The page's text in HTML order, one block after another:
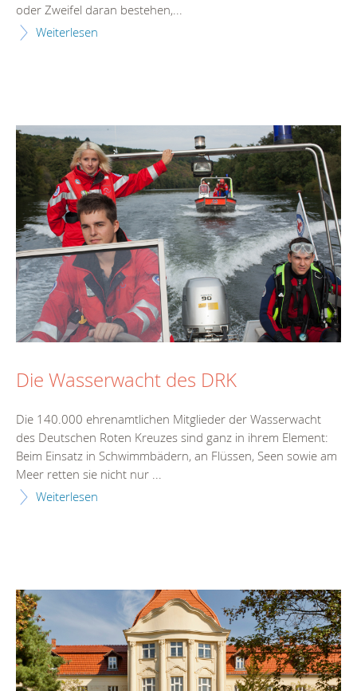
oder Zweifel daran bestehen,...
Weiterlesen
Die Wasserwacht des DRK
Die 140.000 ehrenamtlichen Mitglieder der Wasserwacht
des Deutschen Roten Kreuzes sind ganz in ihrem Element:
Beim Einsatz in Schwimmbädern, an Flüssen, Seen sowie am
Meer retten sie nicht nur ...
Weiterlesen